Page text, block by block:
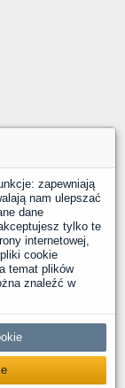
zapewniają
nam ulepszać
dane
tylko te
internetowej,
cookie
temat plików
znaleźć w